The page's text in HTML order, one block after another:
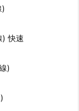
快速
)